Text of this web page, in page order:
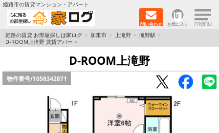
姫路市の賃貸マンション・アパート
問い合わせ お気に入り ×
TOPページ
ペットOK物件
保証人不要物件
姫路の賃貸 お部屋探しは家ログ 加東市 上滝野
滝野駅
D-ROOM上滝野 賃貸アパート
D-ROOM上滝野
物件番号/1058342871